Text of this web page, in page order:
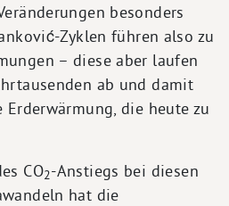
besonders
Zyklen führen also zu
– diese aber laufen
ab und damit
die heute zu
CO2-Anstiegs bei diesen
hat die